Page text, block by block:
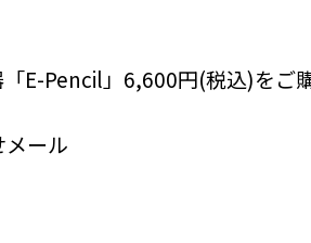
E-Pencil」6,600円(税込)をご
ール